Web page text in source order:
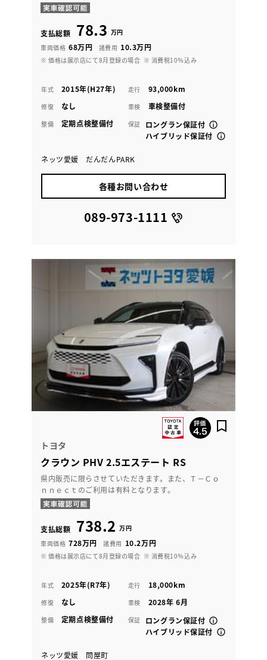
支払総額 78.3 万円
車両価格 68万円 諸費用 10.3万円
※ 価格は展示店にて8月登録の場合 ※ 消費税10％込み
年式 2015年(H27年) 走行 93,000km
修復 なし 車検 車検整備付
整備 定期点検整備付 保証
ロングラン保証付
ハイブリッド保証付
ネッツ愛媛 だんだんPARK
各種お問い合わせ
089-973-1111
トヨタ
クラウン PHV 2.5エステート RS
県内販売に限らさせていただきます。また、Ｔ－Ｃｏ
ｎｎｅｃｔのご利用は有料となります。
支払総額 738.2 万円
車両価格 728万円 諸費用 10.2万円
※ 価格は展示店にて8月登録の場合 ※ 消費税10％込み
年式 2025年(R7年) 走行 18,000km
修復 なし 車検 2028年 6月
整備 定期点検整備付 保証
ロングラン保証付
ハイブリッド保証付
ネッツ愛媛 問屋町